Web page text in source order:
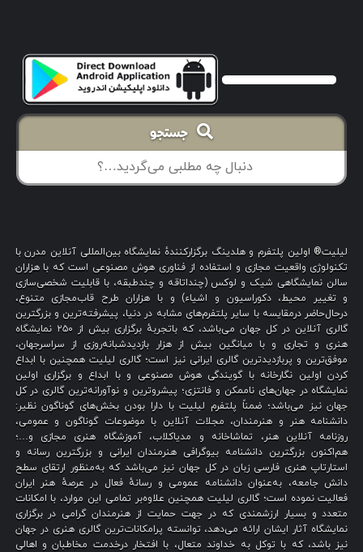
جستجو
لیلیت® اولین پلتفرم و هلدینگ برگزارکنندهٔ نمایشگاه بین‌المللی آنلاین مدرن با
تکنولوژی واقعیت مجازی و استفاده از فناوری هوش مصنوعی است که با هزاران
سالن نمایشگاهی شیک و لوکس (چنداتاقه و چندطبقه، با قابلیت شخصی‌سازی
و تغییر محیط، دکوراسیون و اشیاء) و با هزاران طرح قاب‌مجازی متنوع،
درحال‌حاضر درمقایسه با سایر پلتفرم‌های مشابه در دنیا، پیشرفته‌ترین و بزرگترین
گالری آنلاین در کل جهان می‌باشد، که باتجربهٔ برگزاری بیش از ۲۵۰ نمایشگاه
هنری و تجاری و با میانگین بیش از هزار بازدیدشبانه‌روزی از سراسرجهان،
موفق‌ترین و پربازدیدترین گالری ایرانی نیز است؛ گالری لیلیت همچنین با ابداع
کردن اولین نگارخانه با گویندگی هوش مصنوعی و با ابداع و برگزاری اولین
نمایشگاه در جهان‌های ناممکن و فانتزی؛ پیشروترین و نوآورانه‌ترین گالری در کل
جهان نیز می‌باشد؛ ضمناً پلتفرم لیلیت با دارا بودن بخش‌های گوناگون نظیر:
دانشنامه هنر و هنرمندان، مجلات آنلاین با موضوعات گوناگون و عمومی،
روزنامه آنلاین هنر، تماشاخانه و مدیاکلاب، آموزشگاه هنری مجازی و…؛
هم‌اکنون بزرگترین دانشنامه بیوگرافی هنرمندان ایرانی و بزرگترین رسانه و
استارتاپ هنری فارسی زبان در کل جهان نیز می‌باشد که به‌منظور ارتقای سطح
دانش جامعه، به‌عنوان دانشنامه عمومی و رسانهٔ فعال در عرصهٔ هنر ایران
فعالیت نموده است؛ گالری لیلیت همچنین علاوه‌بر تمامی این موارد، با امکانات
متعدد و بسیار ارزشمندی که در جهت حمایت از هنرمندان گرامی در برگزاری
نمایشگاه آثار ایشان ارائه می‌دهد، توانسته پرامکانات‌ترین گالری هنری در جهان
نیز باشد، که با توکل به خداوند متعال، با افتخار درخدمت مخاطبان و اهالی